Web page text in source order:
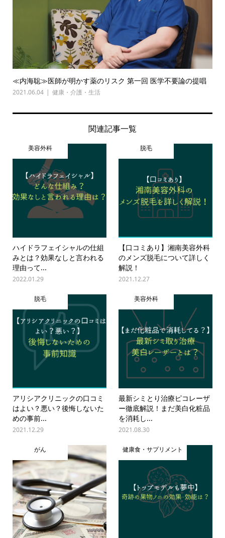
≪内海聡≫医師が明かす薬のリスク 第一回 医学不要論の提唱
2021.06.04 健康・介護・生活
関連記事一覧
美容外科
ハイドラフェイシャルの仕組
みとは？効果なしと言われる
理由って...
2022.01.29
脱毛
【口コミあり】湘南美容外科
のメンズ脱毛について詳しく
解説！
2021.12.27
脱毛
アリシアクリニックの口コミ
はよい？悪い？後悔しないた
めの事前...
2021.12.29
美容外科
最新シミとり治療ピコレーザ
ー徹底解説！まだ美白化粧品
を消耗し...
2021.08.30
がん 健康食・サプリメント